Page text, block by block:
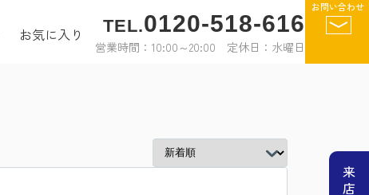
お気に入り TEL.0120-518-616
営業時間：10:00～20:00 定休日：水曜日
お問い合わせ